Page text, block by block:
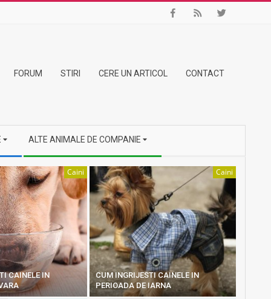
FORUM STIRI CERE UN ARTICOL CONTACT
ALTE ANIMALE DE COMPANIE
Caini
CAINELE IN
Caini
CUM INGRIJESTI CAINELE IN
PERIOADA DE IARNA